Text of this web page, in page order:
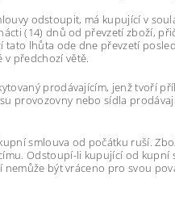
odstoupit, má kupující v
(14) dnů od převzetí zboží,
lhůta ode dne převzetí
předchozí větě.
prodávajícím, jenž tvoří
provozovny nebo sídla
smlouva od počátku ruší.
Odstoupí-li kupující od kupní
být vráceno pro svou